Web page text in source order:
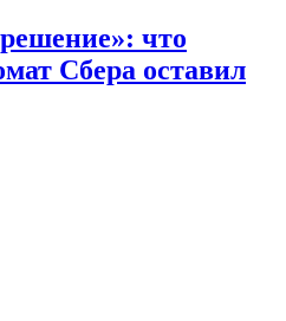
что
Сбера оставил